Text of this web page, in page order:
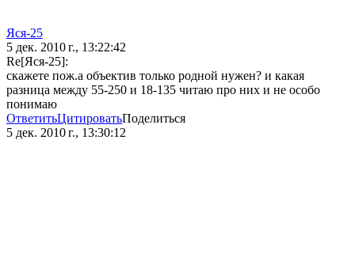
Яся-25
5 дек. 2010 г., 13:22:42
Re[Яся-25]:
скажете пож.а объектив только родной нужен? и какая
разница между 55-250 и 18-135 читаю про них и не особо
понимаю
ОтветитьЦитироватьПоделиться
5 дек. 2010 г., 13:30:12